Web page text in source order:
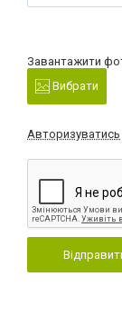
Завантажити
Вибрати
Авторизуватись